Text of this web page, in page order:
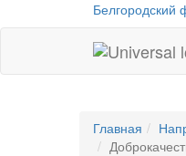
to
homepage
Главная